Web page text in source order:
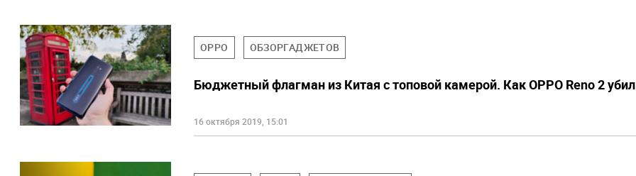
OPPO ОБЗОРГАДЖЕТОВ
Бюджетный флагман из Китая с топовой камерой. Как OPPO Reno 2
16 октября 2019, 15:01